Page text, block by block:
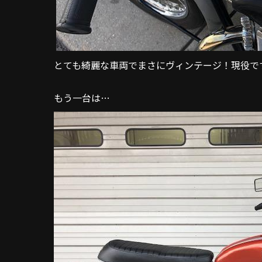
とても綺麗な車両でまさにヴィンテージ！現役で
もう一台は…